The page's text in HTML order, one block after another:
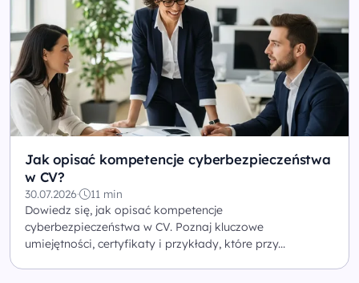
Jak opisać kompetencje cyberbezpieczeństwa
w CV?
30.07.2026· 11 min
Dowiedz się, jak opisać kompetencje
cyberbezpieczeństwa w CV. Poznaj kluczowe
umiejętności, certyfikaty i przykłady, które przy...